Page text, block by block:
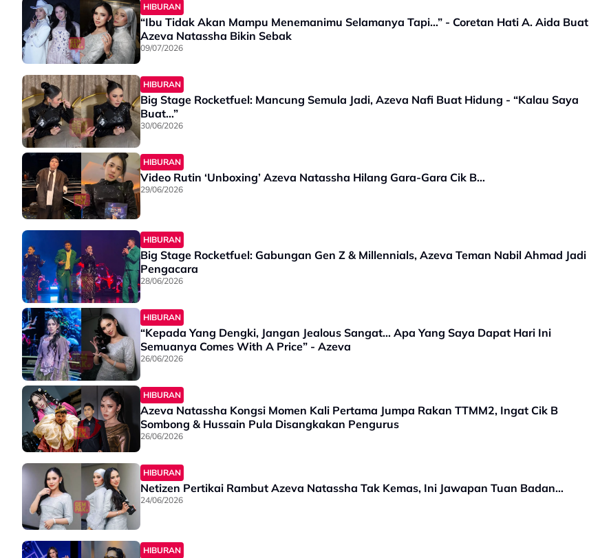
HIBURAN
“Ibu Tidak Akan Mampu Menemanimu Selamanya Tapi…” - Coretan Hati A. Aida Buat
Azeva Natassha Bikin Sebak
09/07/2026
HIBURAN
Big Stage Rocketfuel: Mancung Semula Jadi, Azeva Nafi Buat Hidung - “Kalau Saya
Buat…”
30/06/2026
HIBURAN
Video Rutin ‘Unboxing’ Azeva Natassha Hilang Gara-Gara Cik B…
29/06/2026
HIBURAN
Big Stage Rocketfuel: Gabungan Gen Z & Millennials, Azeva Teman Nabil Ahmad Jadi
Pengacara
28/06/2026
HIBURAN
“Kepada Yang Dengki, Jangan Jealous Sangat… Apa Yang Saya Dapat Hari Ini
Semuanya Comes With A Price” - Azeva
26/06/2026
HIBURAN
Azeva Natassha Kongsi Momen Kali Pertama Jumpa Rakan TTMM2, Ingat Cik B
Sombong & Hussain Pula Disangkakan Pengurus
26/06/2026
HIBURAN
Netizen Pertikai Rambut Azeva Natassha Tak Kemas, Ini Jawapan Tuan Badan…
24/06/2026
HIBURAN